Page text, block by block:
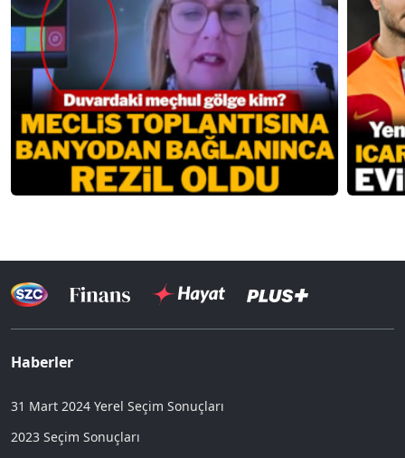
Haberler
31 Mart 2024 Yerel Seçim Sonuçları
2023 Seçim Sonuçları